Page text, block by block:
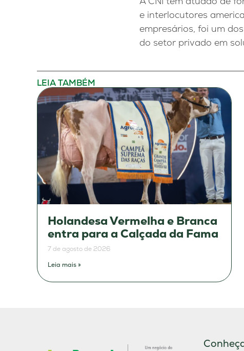
e interlocutores
empresários, foi um
do setor privado em
LEIA TAMBÉM
Holandesa Vermelha e Branca
entra para a Calçada da Fama
7 de agosto de 2026
Leia mais »